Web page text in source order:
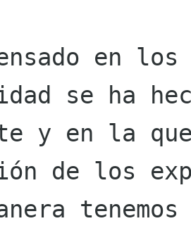
en
se ha
y en la
de los